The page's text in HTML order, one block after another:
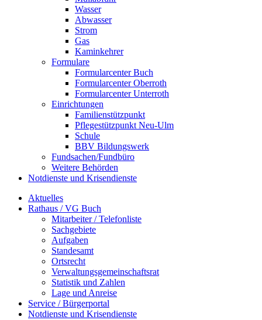
Wasser
Abwasser
Strom
Gas
Kaminkehrer
Formulare
Formularcenter Buch
Formularcenter Oberroth
Formularcenter Unterroth
Einrichtungen
Familienstützpunkt
Pflegestützpunkt Neu-Ulm
Schule
BBV Bildungswerk
Fundsachen/Fundbüro
Weitere Behörden
Notdienste und Krisendienste
Aktuelles
Rathaus / VG Buch
Mitarbeiter / Telefonliste
Sachgebiete
Aufgaben
Standesamt
Ortsrecht
Verwaltungsgemeinschaftsrat
Statistik und Zahlen
Lage und Anreise
Service / Bürgerportal
Notdienste und Krisendienste